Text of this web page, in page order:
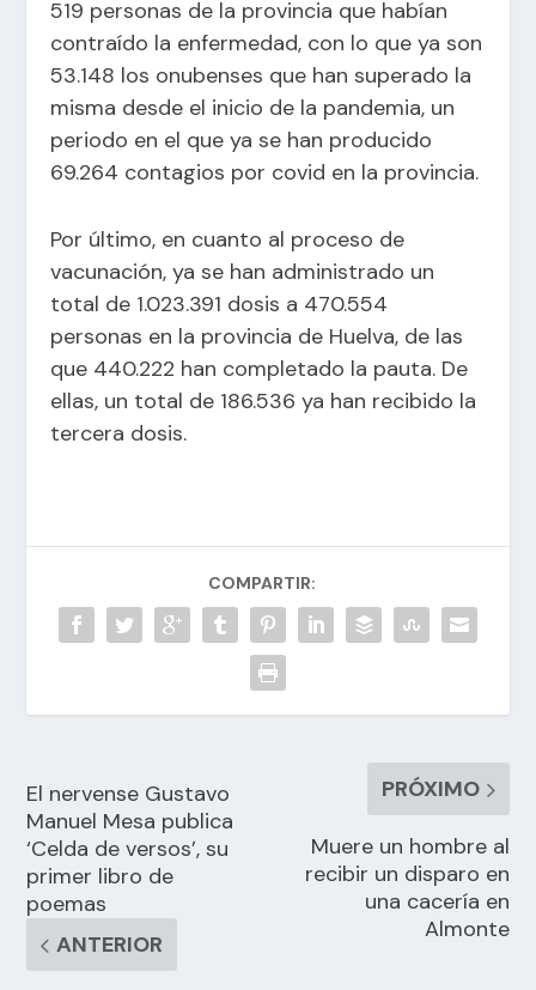
519 personas de la provincia que habían
contraído la enfermedad, con lo que ya son
53.148 los onubenses que han superado la
misma desde el inicio de la pandemia, un
periodo en el que ya se han producido
69.264 contagios por covid en la provincia.
Por último, en cuanto al proceso de
vacunación, ya se han administrado un
total de 1.023.391 dosis a 470.554
personas en la provincia de Huelva, de las
que 440.222 han completado la pauta. De
ellas, un total de 186.536 ya han recibido la
tercera dosis.
COMPARTIR:
El nervense Gustavo
Manuel Mesa publica
‘Celda de versos’, su
primer libro de
poemas
ANTERIOR
PRÓXIMO
Muere un hombre al
recibir un disparo en
una cacería en
Almonte